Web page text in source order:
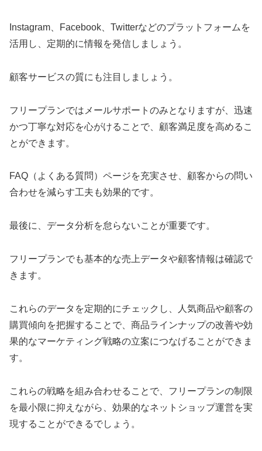
Instagram、Facebook、Twitterなどのプラットフォームを
活用し、定期的に情報を発信しましょう。
顧客サービスの質にも注目しましょう。
フリープランではメールサポートのみとなりますが、迅速
かつ丁寧な対応を心がけることで、顧客満足度を高めるこ
とができます。
FAQ（よくある質問）ページを充実させ、顧客からの問い
合わせを減らす工夫も効果的です。
最後に、データ分析を怠らないことが重要です。
フリープランでも基本的な売上データや顧客情報は確認で
きます。
これらのデータを定期的にチェックし、人気商品や顧客の
購買傾向を把握することで、商品ラインナップの改善や効
果的なマーケティング戦略の立案につなげることができま
す。
これらの戦略を組み合わせることで、フリープランの制限
を最小限に抑えながら、効果的なネットショップ運営を実
現することができるでしょう。